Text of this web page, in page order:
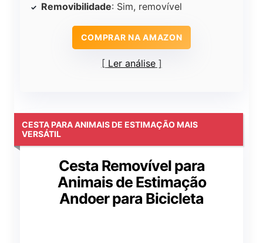
Removibilidade: Sim, removível
COMPRAR NA AMAZON
Ler análise
Cesta Removível para
Animais de Estimação
Andoer para Bicicleta
CESTA PARA ANIMAIS DE ESTIMAÇÃO MAIS
VERSÁTIL